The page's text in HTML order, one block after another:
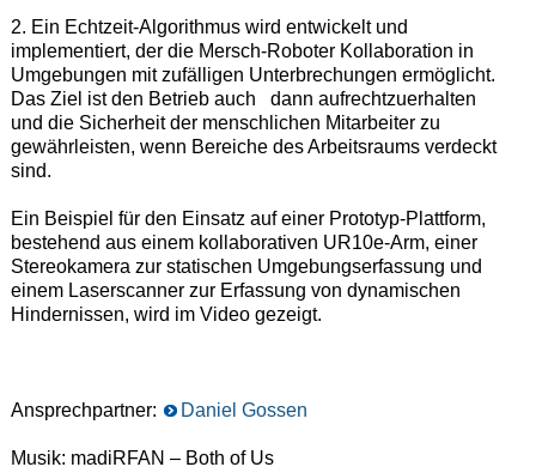
2. Ein Echtzeit-Algorithmus wird entwickelt und
implementiert, der die Mersch-Roboter Kollaboration in
Umgebungen mit zufälligen Unterbrechungen ermöglicht.
Das Ziel ist den Betrieb auch dann aufrechtzuerhalten
und die Sicherheit der menschlichen Mitarbeiter zu
gewährleisten, wenn Bereiche des Arbeitsraums verdeckt
sind.
Ein Beispiel für den Einsatz auf einer Prototyp-Plattform,
bestehend aus einem kollaborativen UR10e-Arm, einer
Stereokamera zur statischen Umgebungserfassung und
einem Laserscanner zur Erfassung von dynamischen
Hindernissen, wird im Video gezeigt.
Ansprechpartner: Daniel Gossen
Musik: madiRFAN – Both of Us